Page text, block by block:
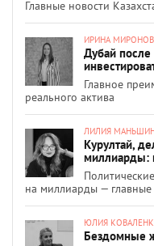
Главные новости
ИРИНА
Дубай после
Главное
реального актива
ЛИЛИЯ
Курултай,
миллиарды:
на миллиарды —
ЮЛИЯ
Бездомные